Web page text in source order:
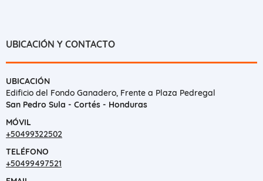
UBICACIÓN Y CONTACTO
UBICACIÓN
Edificio del Fondo Ganadero, Frente a Plaza Pedregal
San Pedro Sula - Cortés - Honduras
MÓVIL
+50499322502
TELÉFONO
+50499497521